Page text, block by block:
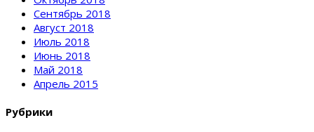
Сентябрь 2018
Август 2018
Июль 2018
Июнь 2018
Май 2018
Апрель 2015
Рубрики